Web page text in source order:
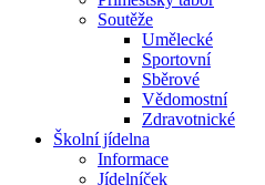
Soutěže
Umělecké
Sportovní
Sběrové
Vědomostní
Zdravotnické
Školní jídelna
Informace
Jídelníček